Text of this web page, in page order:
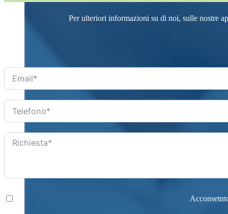
Per ulteriori informazioni su di noi, sulle nostre